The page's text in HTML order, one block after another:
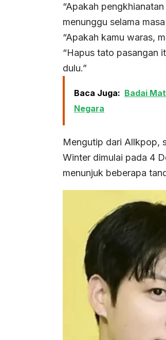
“Apakah
menunggu selama
“Apakah kamu waras,
“Hapus tato pasangan
dulu.”
Baca Juga: Badai
Negara
Mengutip dari Allkpop,
Winter dimulai pada 4
menunjuk beberapa